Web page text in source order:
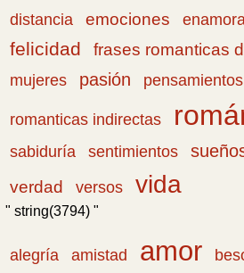
distancia emociones
felicidad frases romanticas
mujeres
pasión pensamientos
romanticas indirectas
sabiduría sentimientos
verdad
versos vida
" string(3794) "
alegría amistad amor